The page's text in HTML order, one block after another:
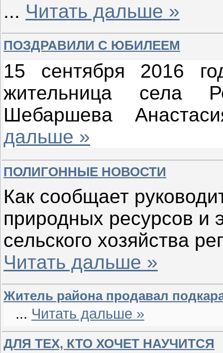
... Читать дальше »
ПОЗДРАВИЛИ С ЮБИЛЕЕМ
15 сентября 2016
жительница села
Шебаршева
дальше »
ПОЛИГОННЫЕ НОВОСТИ
Как сообщает
природных ресурсов и
сельского хозяйства
Читать дальше »
Житель района продавал
... Читать дальше »
ДЛЯ ТЕХ, КТО ХОЧЕТ НАУЧИТСЯ